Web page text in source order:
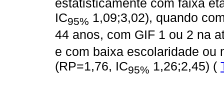
estatisticamente com faixa
IC95% 1,09;3,02), quando
44 anos, com GIF 1 ou 2 na
e com baixa escolaridade ou
(RP=1,76, IC95% 1,26;2,45) (